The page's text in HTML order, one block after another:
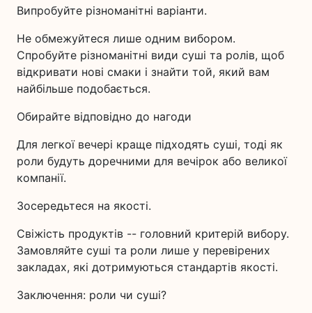
Випробуйте різноманітні варіанти.
Не обмежуйтеся лише одним вибором.
Спробуйте різноманітні види суші та ролів, щоб
відкривати нові смаки і знайти той, який вам
найбільше подобається.
Обирайте відповідно до нагоди
Для легкої вечері краще підходять суші, тоді як
роли будуть доречними для вечірок або великої
компанії.
Зосередьтеся на якості.
Свіжість продуктів -- головний критерій вибору.
Замовляйте суші та роли лише у перевірених
закладах, які дотримуються стандартів якості.
Заключення: роли чи суші?